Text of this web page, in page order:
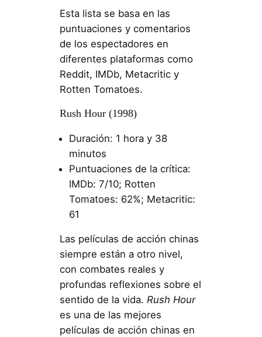
Esta lista se basa en las
puntuaciones y comentarios
de los espectadores en
diferentes plataformas como
Reddit, IMDb, Metacritic y
Rotten Tomatoes.
Rush Hour (1998)
Duración: 1 hora y 38
minutos
Puntuaciones de la crítica:
IMDb: 7/10; Rotten
Tomatoes: 62%; Metacritic:
61
Las películas de acción chinas
siempre están a otro nivel,
con combates reales y
profundas reflexiones sobre el
sentido de la vida. Rush Hour
es una de las mejores
películas de acción chinas en